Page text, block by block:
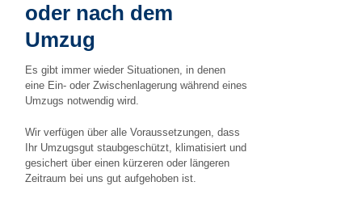
oder nach dem
Umzug
Es gibt immer wieder Situationen, in denen
eine Ein- oder Zwischenlagerung während eines
Umzugs notwendig wird.
Wir verfügen über alle Voraussetzungen, dass
Ihr Umzugsgut staubgeschützt, klimatisiert und
gesichert über einen kürzeren oder längeren
Zeitraum bei uns gut aufgehoben ist.